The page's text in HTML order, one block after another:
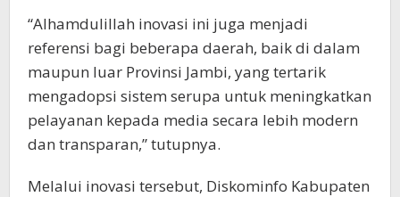
“Alhamdulillah inovasi ini juga menjadi
referensi bagi beberapa daerah, baik di dalam
maupun luar Provinsi Jambi, yang tertarik
mengadopsi sistem serupa untuk meningkatkan
pelayanan kepada media secara lebih modern
dan transparan,” tutupnya.
Melalui inovasi tersebut, Diskominfo Kabupaten